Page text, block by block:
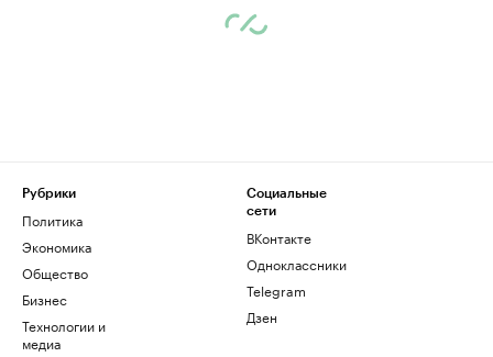
Рубрики
Политика
Экономика
Общество
Бизнес
Технологии и
медиа
Социальные
сети
ВКонтакте
Одноклассники
Telegram
Дзен